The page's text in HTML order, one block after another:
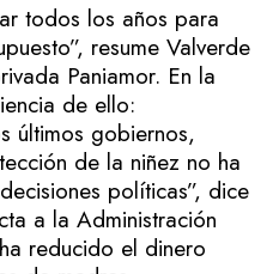
todos los años para
resume Valverde
Paniamor. En la
de ello:
últimos gobiernos,
de la niñez no ha
políticas”, dice
a la Administración
reducido el dinero